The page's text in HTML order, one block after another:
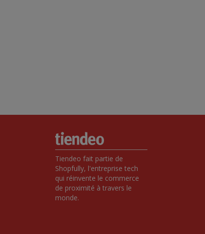
Tiendeo fait partie de
Shopfully, l'entreprise tech
qui réinvente le commerce
de proximité à travers le
monde.